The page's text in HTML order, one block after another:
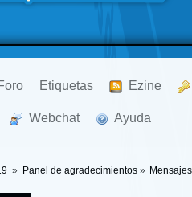
Etiquetas Ezine
Webchat Ayuda
» Panel de agradecimientos»